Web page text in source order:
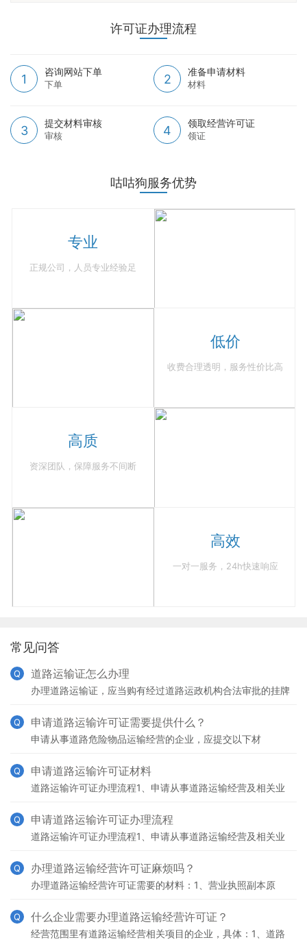
许可证办理流程
1
咨询网站下单
下单 2
准备申请材料
材料
3
提交材料审核
审核 4
领取经营许可证
领证
咕咕狗服务优势
专业
正规公司，人员专业经验足
低价
收费合理透明，服务性价比高
高质
资深团队，保障服务不间断
高效
一对一服务，24h快速响应
常见问答
道路运输证怎么办理
办理道路运输证，应当购有经过道路运政机构合法审批的挂牌
关材料到道路运政机构填写有关申请材料，由道路运政机构
Q
申请道路运输许可证需要提供什么？
申请从事道路危险物品运输经营的企业，应提交以下材
输的危险物品类别
Q
申请道路运输许可证材料
道路运输许可证办理流程1、申请从事道路运输经营及相关业
申请材料清单;3、 提交材料;4、申请材料审核、汇
Q
申请道路运输许可证办理流程
道路运输许可证办理流程1、申请从事道路运输经营及相关业
申请材料清单;3、 提交材料;4、申请材料审核、汇
Q
办理道路运输经营许可证麻烦吗？
办理道路运输经营许可证需要的材料：1、营业执照副本原
下已有车辆；如没有则填写拟购置车辆承诺书；5、如找代
Q
什么企业需要办理道路运输经营许可证？
经营范围里有道路运输经营相关项目的企业，具体：1、道路
Q